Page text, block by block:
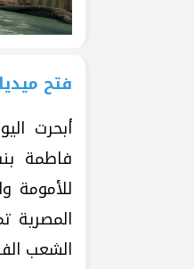
فتح
أبحرت
فاطمة
للأمومة
الشعب